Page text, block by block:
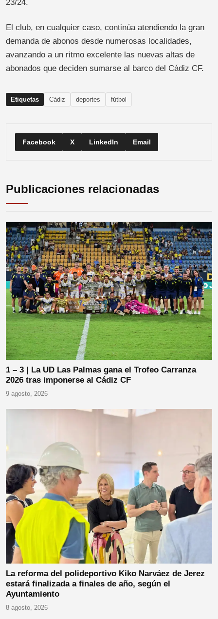
23/24.
El club, en cualquier caso, continúa atendiendo la gran
demanda de abonos desde numerosas localidades,
avanzando a un ritmo excelente las nuevas altas de
abonados que deciden sumarse al barco del Cádiz CF.
Etiquetas Cádiz deportes fútbol
Facebook X LinkedIn Email
Publicaciones relacionadas
1 – 3 | La UD Las Palmas gana el Trofeo Carranza
2026 tras imponerse al Cádiz CF
9 agosto, 2026
La reforma del polideportivo Kiko Narváez de Jerez
estará finalizada a finales de año, según el
Ayuntamiento
8 agosto, 2026